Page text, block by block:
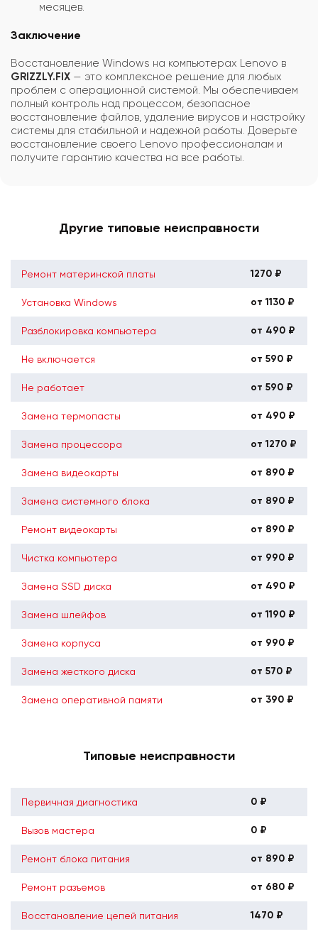
месяцев.
Заключение
Восстановление Windows на компьютерах Lenovo в
GRIZZLY.FIX — это комплексное решение для любых
проблем с операционной системой. Мы обеспечиваем
полный контроль над процессом, безопасное
восстановление файлов, удаление вирусов и настройку
системы для стабильной и надежной работы. Доверьте
восстановление своего Lenovo профессионалам и
получите гарантию качества на все работы.
Другие типовые неисправности
Ремонт материнской платы 1270 ₽
Установка Windows от 1130 ₽
Разблокировка компьютера от 490 ₽
Не включается от 590 ₽
Не работает от 590 ₽
Замена термопасты от 490 ₽
Замена процессора от 1270 ₽
Замена видеокарты от 890 ₽
Замена системного блока от 890 ₽
Ремонт видеокарты от 890 ₽
Чистка компьютера от 990 ₽
Замена SSD диска от 490 ₽
Замена шлейфов от 1190 ₽
Замена корпуса от 990 ₽
Замена жесткого диска от 570 ₽
Замена оперативной памяти от 390 ₽
Типовые неисправности
Первичная диагностика 0 ₽
Вызов мастера 0 ₽
Ремонт блока питания от 890 ₽
Ремонт разъемов от 680 ₽
Восстановление цепей питания 1470 ₽